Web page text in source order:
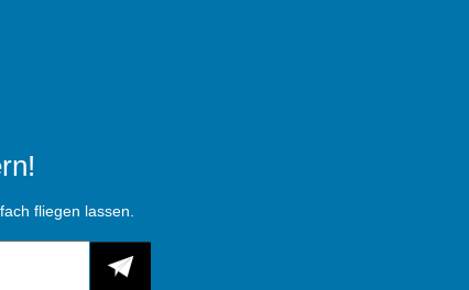
fliegen lassen.